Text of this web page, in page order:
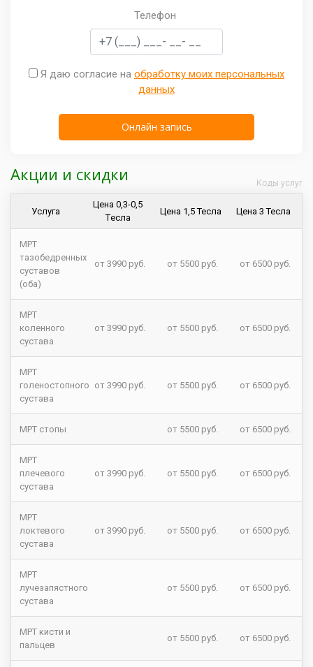
Телефон
Я даю согласие на обработку моих персональных
данных
Акции и скидки
Услуга
Цена 0,3-0,5
Tесла
Цена 1,5 Тесла Цена 3 Тесла
МРТ
тазобедренных
суставов
(оба)
от 3990 руб. от 5500 руб. от 6500 руб.
МРТ
коленного
сустава
от 3990 руб. от 5500 руб. от 6500 руб.
МРТ
голеностопного
сустава
от 3990 руб. от 5500 руб. от 6500 руб.
МРТ стопы от 5500 руб. от 6500 руб.
МРТ
плечевого
сустава
от 3990 руб. от 5500 руб. от 6500 руб.
МРТ
локтевого
сустава
от 3990 руб. от 5500 руб. от 6500 руб.
МРТ
лучезапястного
сустава
от 5500 руб. от 6500 руб.
МРТ кисти и
пальцев
от 5500 руб. от 6500 руб.
Коды услуг